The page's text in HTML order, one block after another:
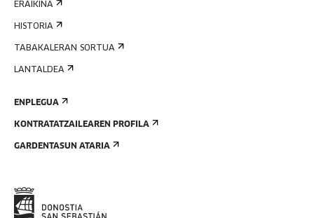
ERAIKINA
HISTORIA
TABAKALERAN SORTUA
LANTALDEA
ENPLEGUA
KONTRATATZAILEAREN PROFILA
GARDENTASUN ATARIA